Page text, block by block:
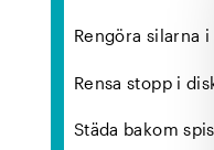
Rengöra silarna i
Rensa stopp i
Städa bakom